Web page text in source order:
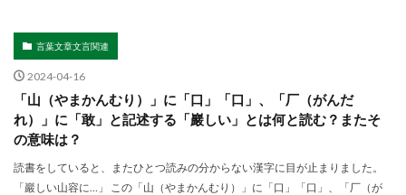
言葉文章文言関連
2024-04-16
「山（やまかんむり）」に「口」「口」、「厂（がんだ
れ）」に「敢」と記述する「巖しい」とは何と読む？またそ
の意味は？
読書をしていると、またひとつ読みの分からない漢字に目が止まりました。
「巖しい山容に…」 この「山（やまかんむり）」に「口」「口」、「厂（が